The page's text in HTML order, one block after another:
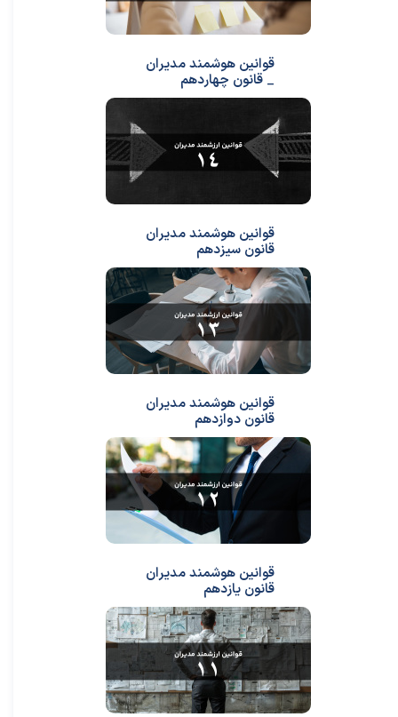
قوانین هوشمند مدیران
_ قانون چهاردهم
قوانین هوشمند مدیران
قانون سیزدهم
قوانین هوشمند مدیران
قانون دوازدهم
قوانین هوشمند مدیران
قانون یازدهم